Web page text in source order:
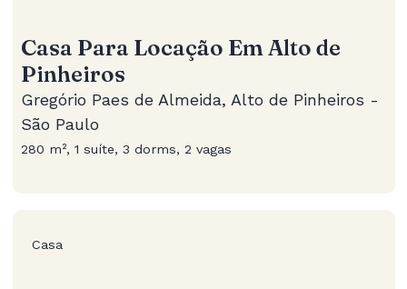
Casa Para Locação Em Alto de
Pinheiros
Gregório Paes de Almeida, Alto de Pinheiros -
São Paulo
280 m², 1 suíte, 3 dorms, 2 vagas
Casa